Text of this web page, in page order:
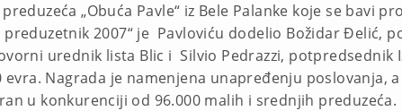
„Obuća Pavle“ iz Bele Palanke koje se bavi
2007“ je Pavloviću dodelio Božidar Đelić,
urednik lista Blic i Silvio Pedrazzi, potpredsednik
Nagrada je namenjena unapređenju poslovanja,
u konkurenciji od 96.000 malih i srednjih preduzeća.